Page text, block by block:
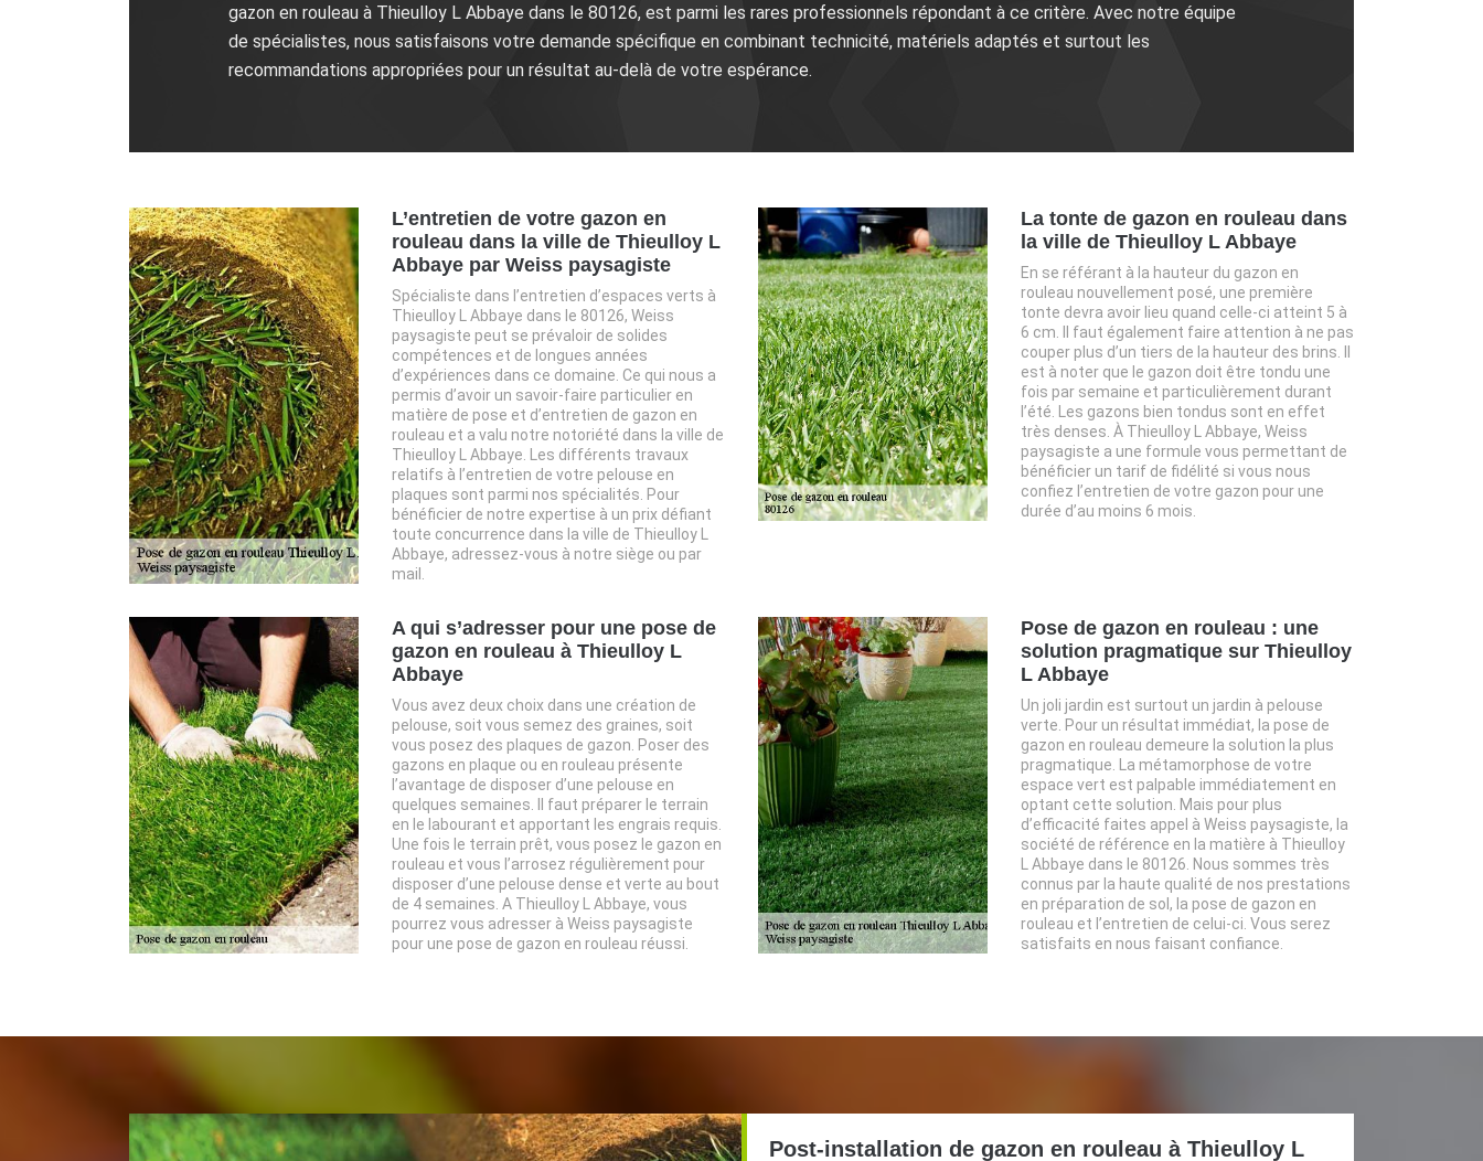
gazon en rouleau à Thieulloy L Abbaye dans le 80126, est parmi les rares professionnels répondant à ce critère. Avec notre équipe
de spécialistes, nous satisfaisons votre demande spécifique en combinant technicité, matériels adaptés et surtout les
recommandations appropriées pour un résultat au-delà de votre espérance.
L’entretien de votre gazon en
rouleau dans la ville de Thieulloy L
Abbaye par Weiss paysagiste
Spécialiste dans l’entretien d’espaces verts à
Thieulloy L Abbaye dans le 80126, Weiss
paysagiste peut se prévaloir de solides
compétences et de longues années
d’expériences dans ce domaine. Ce qui nous a
permis d’avoir un savoir-faire particulier en
matière de pose et d’entretien de gazon en
rouleau et a valu notre notoriété dans la ville de
Thieulloy L Abbaye. Les différents travaux
relatifs à l’entretien de votre pelouse en
plaques sont parmi nos spécialités. Pour
bénéficier de notre expertise à un prix défiant
toute concurrence dans la ville de Thieulloy L
Abbaye, adressez-vous à notre siège ou par
mail.
La tonte de gazon en rouleau dans
la ville de Thieulloy L Abbaye
En se référant à la hauteur du gazon en
rouleau nouvellement posé, une première
tonte devra avoir lieu quand celle-ci atteint 5 à
6 cm. Il faut également faire attention à ne pas
couper plus d’un tiers de la hauteur des brins. Il
est à noter que le gazon doit être tondu une
fois par semaine et particulièrement durant
l’été. Les gazons bien tondus sont en effet
très denses. À Thieulloy L Abbaye, Weiss
paysagiste a une formule vous permettant de
bénéficier un tarif de fidélité si vous nous
confiez l’entretien de votre gazon pour une
durée d’au moins 6 mois.
A qui s’adresser pour une pose de
gazon en rouleau à Thieulloy L
Abbaye
Vous avez deux choix dans une création de
pelouse, soit vous semez des graines, soit
vous posez des plaques de gazon. Poser des
gazons en plaque ou en rouleau présente
l’avantage de disposer d’une pelouse en
quelques semaines. Il faut préparer le terrain
en le labourant et apportant les engrais requis.
Une fois le terrain prêt, vous posez le gazon en
rouleau et vous l’arrosez régulièrement pour
disposer d’une pelouse dense et verte au bout
de 4 semaines. A Thieulloy L Abbaye, vous
pourrez vous adresser à Weiss paysagiste
pour une pose de gazon en rouleau réussi.
Pose de gazon en rouleau : une
solution pragmatique sur Thieulloy
L Abbaye
Un joli jardin est surtout un jardin à pelouse
verte. Pour un résultat immédiat, la pose de
gazon en rouleau demeure la solution la plus
pragmatique. La métamorphose de votre
espace vert est palpable immédiatement en
optant cette solution. Mais pour plus
d’efficacité faites appel à Weiss paysagiste, la
société de référence en la matière à Thieulloy
L Abbaye dans le 80126. Nous sommes très
connus par la haute qualité de nos prestations
en préparation de sol, la pose de gazon en
rouleau et l’entretien de celui-ci. Vous serez
satisfaits en nous faisant confiance.
Post-installation de gazon en rouleau à Thieulloy L